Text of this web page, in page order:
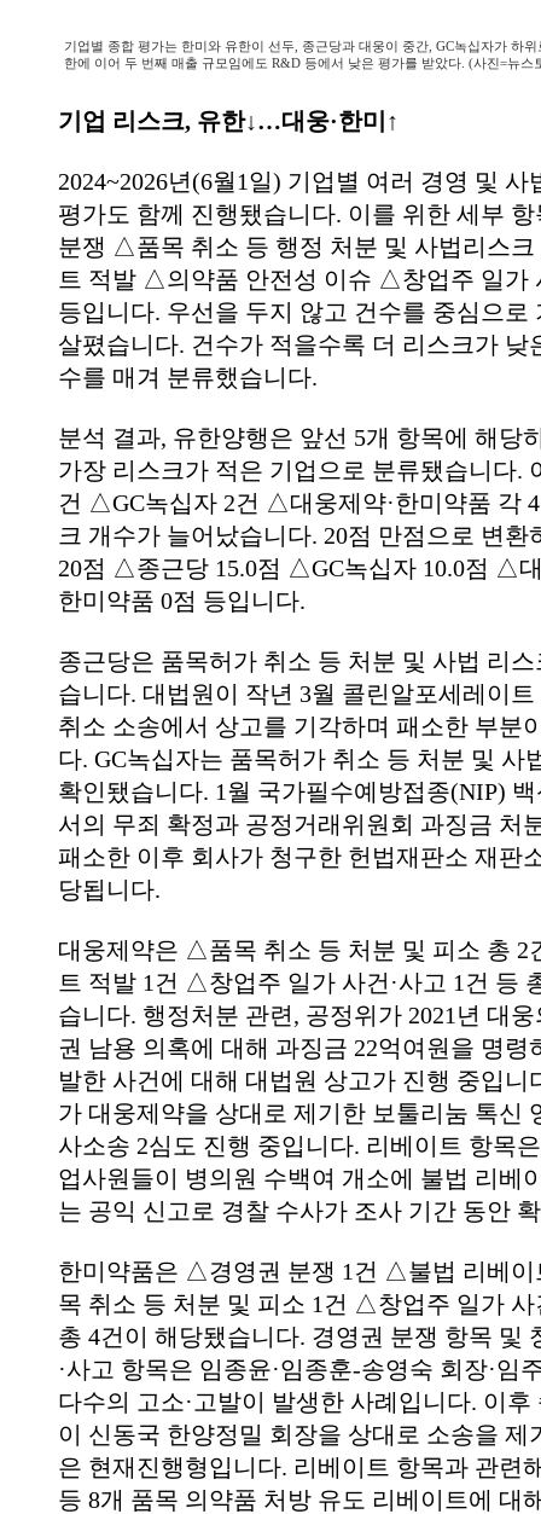
기업별 종합 평가는 한미와 유한이 선두, 종근당과 대웅이 중간, GC녹십자가 하
한에 이어 두 번째 매출 규모임에도 R&D 등에서 낮은 평가를 받았다. (사진=뉴스
기업 리스크, 유한↓…대웅·한미↑
2024~2026년(6월1일) 기업별 여러 경영 및
평가도 함께 진행됐습니다. 이를 위한 세부
분쟁 △품목 취소 등 행정 처분 및 사법리스
트 적발 △의약품 안전성 이슈 △창업주 일가
등입니다. 우선을 두지 않고 건수를 중심으로
살폈습니다. 건수가 적을수록 더 리스크가 낮
수를 매겨 분류했습니다.
분석 결과, 유한양행은 앞선 5개 항목에 해당
가장 리스크가 적은 기업으로 분류됐습니다.
건 △GC녹십자 2건 △대웅제약·한미약품 각
크 개수가 늘어났습니다. 20점 만점으로 변
20점 △종근당 15.0점 △GC녹십자 10.0점 △
한미약품 0점 등입니다.
종근당은 품목허가 취소 등 처분 및 사법 리
습니다. 대법원이 작년 3월 콜린알포세레이
취소 소송에서 상고를 기각하며 패소한 부분
다. GC녹십자는 품목허가 취소 등 처분 및 사
확인됐습니다. 1월 국가필수예방접종(NIP)
서의 무죄 확정과 공정거래위원회 과징금 처
패소한 이후 회사가 청구한 헌법재판소 재판
당됩니다.
대웅제약은 △품목 취소 등 처분 및 피소 총
트 적발 1건 △창업주 일가 사건·사고 1건 등
습니다. 행정처분 관련, 공정위가 2021년 대
권 남용 의혹에 대해 과징금 22억여원을 명령
발한 사건에 대해 대법원 상고가 진행 중입니
가 대웅제약을 상대로 제기한 보툴리눔 톡신
사소송 2심도 진행 중입니다. 리베이트 항목
업사원들이 병의원 수백여 개소에 불법 리베
는 공익 신고로 경찰 수사가 조사 기간 동안
한미약품은 △경영권 분쟁 1건 △불법 리베
목 취소 등 처분 및 피소 1건 △창업주 일가 사
총 4건이 해당됐습니다. 경영권 분쟁 항목 및
·사고 항목은 임종윤·임종훈-송영숙 회장·임
다수의 고소·고발이 발생한 사례입니다. 이후
이 신동국 한양정밀 회장을 상대로 소송을 제
은 현재진행형입니다. 리베이트 항목과 관련
등 8개 품목 의약품 처방 유도 리베이트에 대